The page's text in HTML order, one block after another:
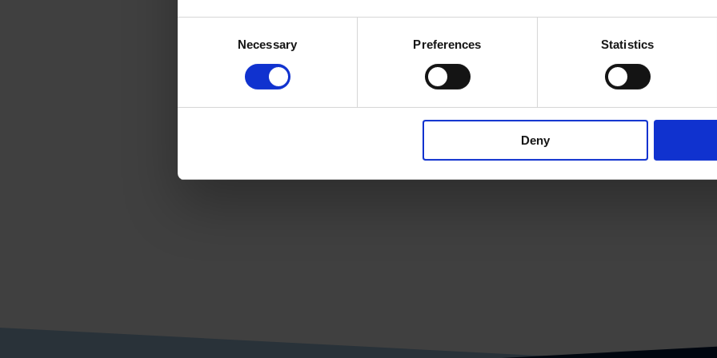
Necessary Preferences Statistics
Deny